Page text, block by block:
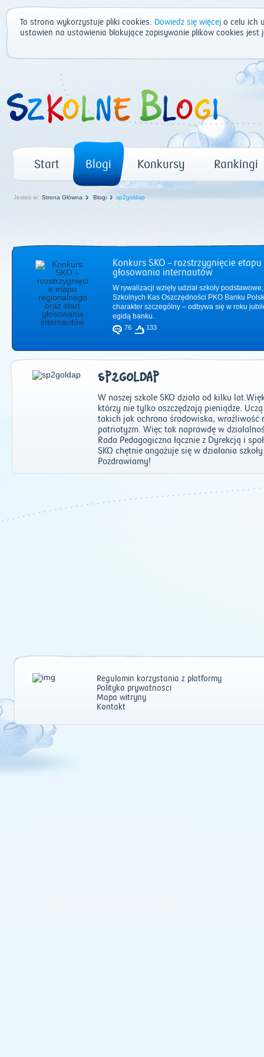
Ta strona wykorzystuje pliki cookies. Dowiedz się więcej o celu ich
ustawień na ustawienia blokujące zapisywanie plików cookies
Start Blogi Konkursy Rankingi
Jesteś w: Strona Główna Blogi sp2goldap
Konkurs SKO – rozstrzygnięcie
głosowania internautów
W rywalizacji wzięły udział szkoły
Szkolnych Kas Oszczędności PKO Banku
charakter szczególny – odbywa się w roku
egidą banku.
76 133
SP2GOLDAP
W naszej szkole SKO działa od kilku
którzy nie tylko oszczędzają pieniądze.
takich jak ochrona środowiska, wrażliwość
patriotyzm. Więc tak naprawdę w
Rada Pedagogiczna łącznie z Dyrekcją i
SKO chętnie angażuje się w działania
Pozdrawiamy!
2011| 2012|
Regulamin korzystania z platformy
Polityka prywatności
Mapa witryny
Kontakt